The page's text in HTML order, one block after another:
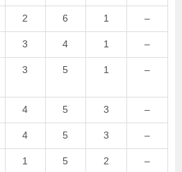
2 6 1 –
3 4 1 –
3 5 1 –
4 5 3 –
4 5 3 –
1 5 2 –